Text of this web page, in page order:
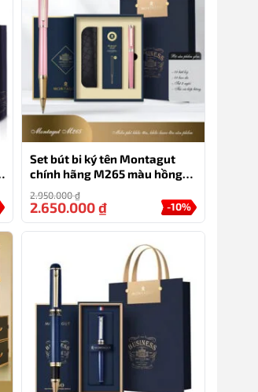
Set bút bi ký tên Montagut
chính hãng M265 màu hồng
2.950.000₫
-10%
2.650.000₫